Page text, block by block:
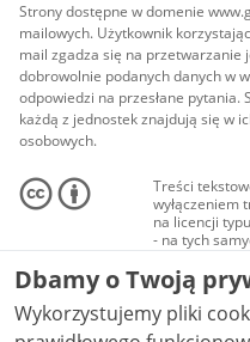
Strony dostępne w domenie
mailowych. Użytkownik
mail zgadza się na przetwarzanie
dobrowolnie podanych danych w
odpowiedzi na przesłane pytania.
każdą z jednostek znajdują się w
osobowych.
Treści
wyłączeniem
na licencji
- na tych
Materiały
audio i wideo,
Creative
NC-ND 4.0), o
Dbamy o Twoją
Wykorzystujemy pliki